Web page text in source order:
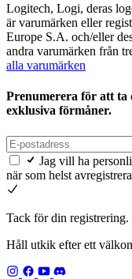
Logitech, Logi, deras
är varumärken eller
Europe S.A. och/eller
andra varumärken från
alla varumärken
Prenumerera för att ta
exklusiva förmåner.
Jag vill ha
när som helst
Tack för din registrering.
Håll utkik efter ett